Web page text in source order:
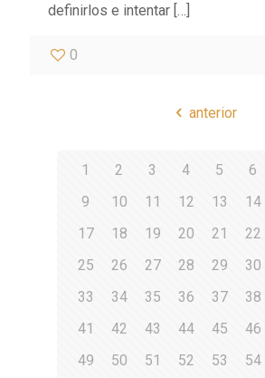
definirlos e intentar […]
0
anterior
1 2 3 4 5 6
9
10 11 12 13 14
17
18 19 20 21 22
25
26 27 28 29 30
33
34 35 36 37 38
41
42 43 44 45 46
49
50 51 52 53 54